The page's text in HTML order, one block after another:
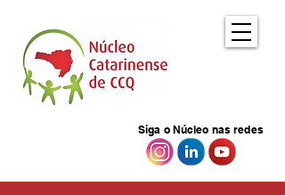
Siga o Núcleo nas redes